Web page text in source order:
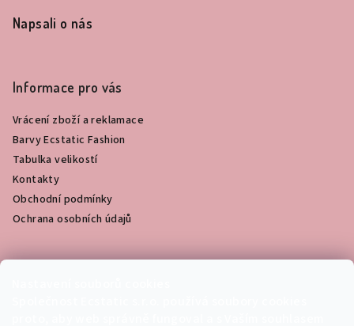
Napsali o nás
Informace pro vás
Vrácení zboží a reklamace
Barvy Ecstatic Fashion
Tabulka velikostí
Kontakty
Obchodní podmínky
Ochrana osobních údajů